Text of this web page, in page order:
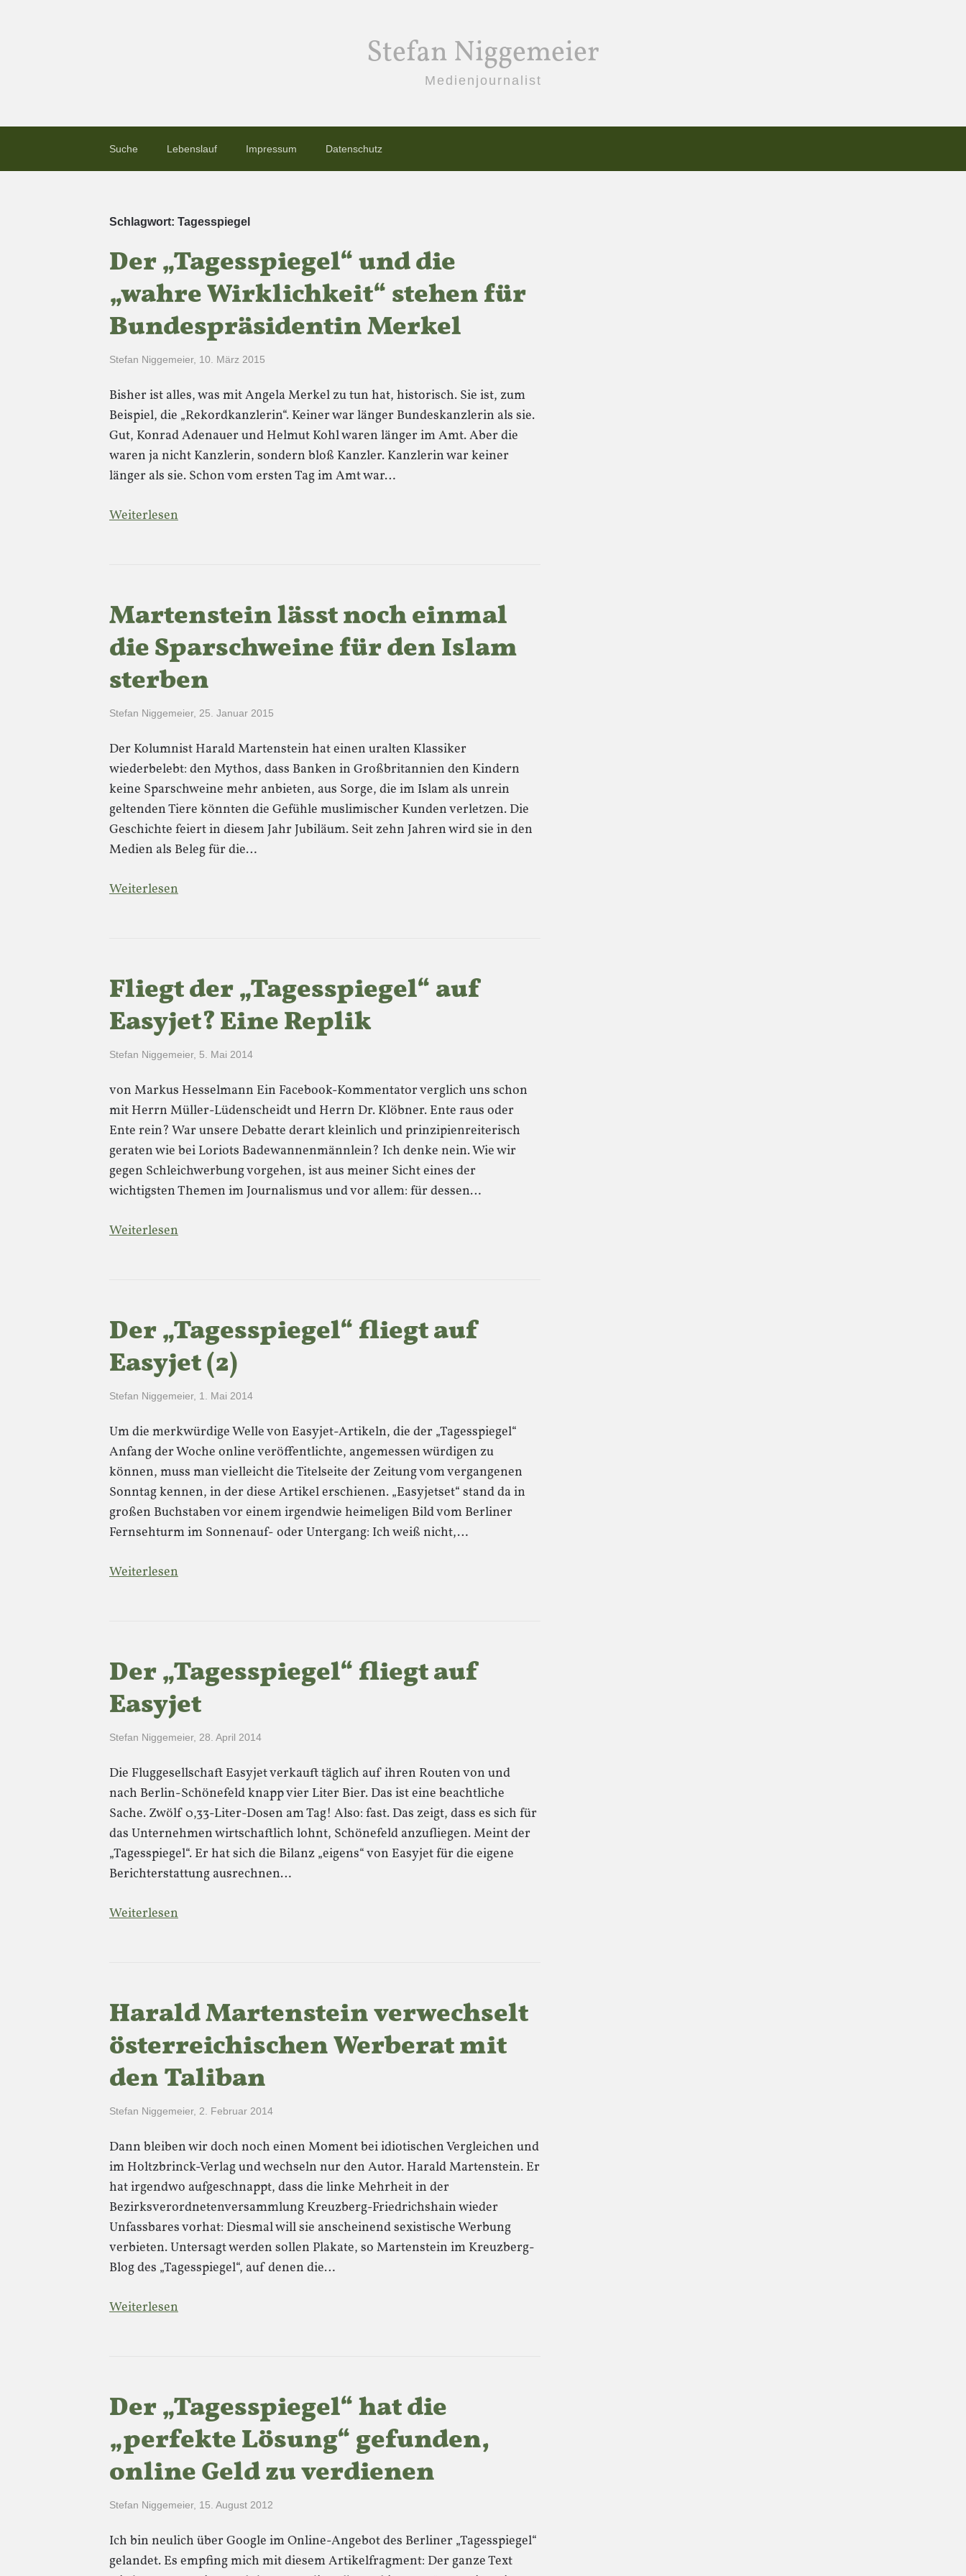
Stefan Niggemeier
Medienjournalist
Suche Lebenslauf Impressum Datenschutz
Schlagwort: Tagesspiegel
Der „Tagesspiegel“ und die
„wahre Wirklichkeit“ stehen für
Bundespräsidentin Merkel
Stefan Niggemeier, 10. März 2015
Bisher ist alles, was mit Angela Merkel zu tun hat, historisch. Sie ist, zum
Beispiel, die „Rekordkanzlerin“. Keiner war länger Bundeskanzlerin als sie.
Gut, Konrad Adenauer und Helmut Kohl waren länger im Amt. Aber die
waren ja nicht Kanzlerin, sondern bloß Kanzler. Kanzlerin war keiner
länger als sie. Schon vom ersten Tag im Amt war…
Weiterlesen
Martenstein lässt noch einmal
die Sparschweine für den Islam
sterben
Stefan Niggemeier, 25. Januar 2015
Der Kolumnist Harald Martenstein hat einen uralten Klassiker
wiederbelebt: den Mythos, dass Banken in Großbritannien den Kindern
keine Sparschweine mehr anbieten, aus Sorge, die im Islam als unrein
geltenden Tiere könnten die Gefühle muslimischer Kunden verletzen. Die
Geschichte feiert in diesem Jahr Jubiläum. Seit zehn Jahren wird sie in den
Medien als Beleg für die…
Weiterlesen
Fliegt der „Tagesspiegel“ auf
Easyjet? Eine Replik
Stefan Niggemeier, 5. Mai 2014
von Markus Hesselmann Ein Facebook-Kommentator verglich uns schon
mit Herrn Müller-Lüdenscheidt und Herrn Dr. Klöbner. Ente raus oder
Ente rein? War unsere Debatte derart kleinlich und prinzipienreiterisch
geraten wie bei Loriots Badewannenmännlein? Ich denke nein. Wie wir
gegen Schleichwerbung vorgehen, ist aus meiner Sicht eines der
wichtigsten Themen im Journalismus und vor allem: für dessen…
Weiterlesen
Der „Tagesspiegel“ fliegt auf
Easyjet (2)
Stefan Niggemeier, 1. Mai 2014
Um die merkwürdige Welle von Easyjet-Artikeln, die der „Tagesspiegel“
Anfang der Woche online veröffentlichte, angemessen würdigen zu
können, muss man vielleicht die Titelseite der Zeitung vom vergangenen
Sonntag kennen, in der diese Artikel erschienen. „Easyjetset“ stand da in
großen Buchstaben vor einem irgendwie heimeligen Bild vom Berliner
Fernsehturm im Sonnenauf- oder Untergang: Ich weiß nicht,…
Weiterlesen
Der „Tagesspiegel“ fliegt auf
Easyjet
Stefan Niggemeier, 28. April 2014
Die Fluggesellschaft Easyjet verkauft täglich auf ihren Routen von und
nach Berlin-Schönefeld knapp vier Liter Bier. Das ist eine beachtliche
Sache. Zwölf 0,33-Liter-Dosen am Tag! Also: fast. Das zeigt, dass es sich für
das Unternehmen wirtschaftlich lohnt, Schönefeld anzufliegen. Meint der
„Tagesspiegel“. Er hat sich die Bilanz „eigens“ von Easyjet für die eigene
Berichterstattung ausrechnen…
Weiterlesen
Harald Martenstein verwechselt
österreichischen Werberat mit
den Taliban
Stefan Niggemeier, 2. Februar 2014
Dann bleiben wir doch noch einen Moment bei idiotischen Vergleichen und
im Holtzbrinck-Verlag und wechseln nur den Autor. Harald Martenstein. Er
hat irgendwo aufgeschnappt, dass die linke Mehrheit in der
Bezirksverordnetenversammlung Kreuzberg-Friedrichshain wieder
Unfassbares vorhat: Diesmal will sie anscheinend sexistische Werbung
verbieten. Untersagt werden sollen Plakate, so Martenstein im Kreuzberg-
Blog des „Tagesspiegel“, auf denen die…
Weiterlesen
Der „Tagesspiegel“ hat die
„perfekte Lösung“ gefunden,
online Geld zu verdienen
Stefan Niggemeier, 15. August 2012
Ich bin neulich über Google im Online-Angebot des Berliner „Tagesspiegel“
gelandet. Es empfing mich mit diesem Artikelfragment: Der ganze Text